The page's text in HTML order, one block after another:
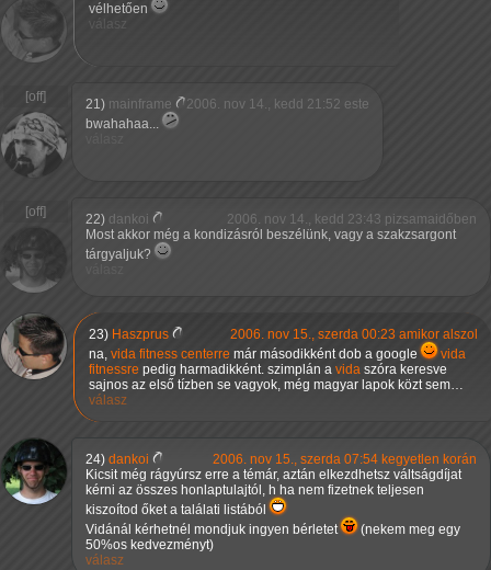
vélhetően
válasz
21) mainframe
2006. nov 14., kedd 21:52 este
bwahahaa...
22) dankoi
2006. nov 14., kedd 23:43 pizsamaidőben
Most akkor még a kondizásról beszélünk, vagy a szakzsargont
tárgyaljuk?
23) Haszprus
2006. nov 15., szerda 00:23 amikor alszol
na, vida fitness centerre már másodikként dob a google
vida
fitnessre pedig harmadikként. szimplán a vida szóra keresve
sajnos az első tízben se vagyok, még magyar lapok közt sem…
válasz
24) dankoi
2006. nov 15., szerda 07:54 kegyetlen korán
Kicsit még rágyúrsz erre a témár, aztán elkezdhetsz váltságdíjat
kérni az összes honlaptulajtól, h ha nem fizetnek teljesen
kiszoítod őket a találati listából
Vidánál kérhetnél mondjuk ingyen bérletet
(nekem meg egy
50%os kedvezményt)
válasz